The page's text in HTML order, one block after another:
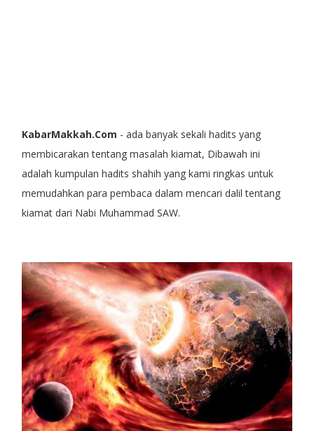
KabarMakkah.Com - ada banyak sekali hadits yang
membicarakan tentang masalah kiamat, Dibawah ini
adalah kumpulan hadits shahih yang kami ringkas untuk
memudahkan para pembaca dalam mencari dalil tentang
kiamat dari Nabi Muhammad SAW.